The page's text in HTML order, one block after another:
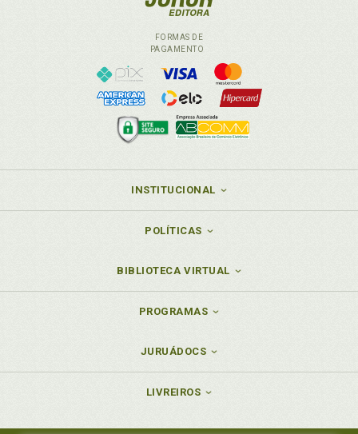
FORMAS DE
PAGAMENTO
INSTITUCIONAL
POLÍTICAS
BIBLIOTECA VIRTUAL
PROGRAMAS
JURUÁDOCS
LIVREIROS